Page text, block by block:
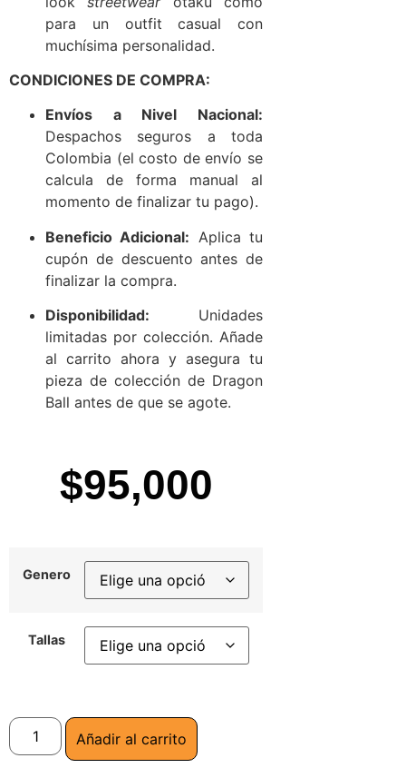
para un outfit casual con
muchísima personalidad.
CONDICIONES DE COMPRA:
Envíos a Nivel Nacional:
Despachos seguros a toda
Colombia (el costo de envío se
calcula de forma manual al
momento de finalizar tu pago).
Beneficio Adicional: Aplica tu
cupón de descuento antes de
finalizar la compra.
Disponibilidad: Unidades
limitadas por colección. Añade
al carrito ahora y asegura tu
pieza de colección de Dragon
Ball antes de que se agote.
$95,000
Genero
Tallas
Añadir al carrito